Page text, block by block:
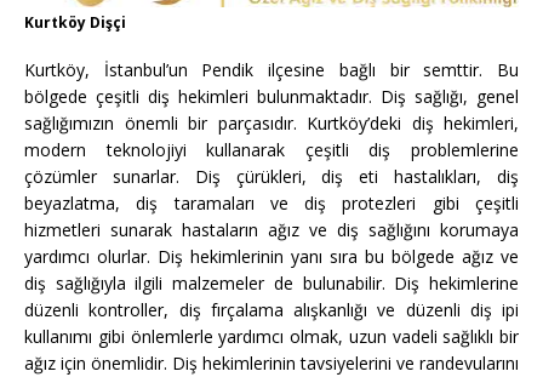
Kurtköy Dişçi
Kurtköy, İstanbul’un Pendik ilçesine bağlı bir semttir. Bu
bölgede çeşitli diş hekimleri bulunmaktadır. Diş sağlığı, genel
sağlığımızın önemli bir parçasıdır. Kurtköy’deki diş hekimleri,
modern teknolojiyi kullanarak çeşitli diş problemlerine
çözümler sunarlar. Diş çürükleri, diş eti hastalıkları, diş
beyazlatma, diş taramaları ve diş protezleri gibi çeşitli
hizmetleri sunarak hastaların ağız ve diş sağlığını korumaya
yardımcı olurlar. Diş hekimlerinin yanı sıra bu bölgede ağız ve
diş sağlığıyla ilgili malzemeler de bulunabilir. Diş hekimlerine
düzenli kontroller, diş fırçalama alışkanlığı ve düzenli diş ipi
kullanımı gibi önlemlerle yardımcı olmak, uzun vadeli sağlıklı bir
ağız için önemlidir. Diş hekimlerinin tavsiyelerini ve randevularını